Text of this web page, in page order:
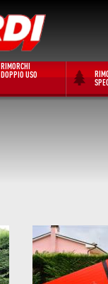
RIMORCHI
DOPPIO USO